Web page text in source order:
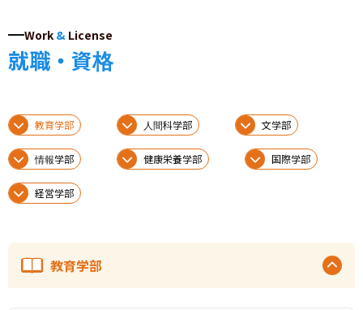
Work & License
就職・資格
教育学部 人間科学部 文学部
情報学部 健康栄養学部 国際学部
経営学部
教育学部